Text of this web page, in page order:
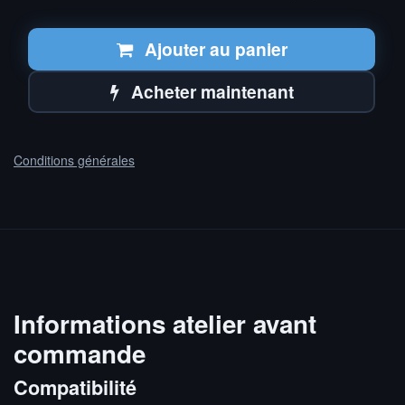
Ajouter au panier
Acheter maintenant
Conditions générales
Informations atelier avant
commande
Compatibilité